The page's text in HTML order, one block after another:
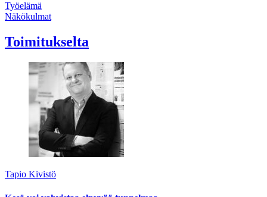
Työelämä
Näkökulmat
Toimitukselta
Tapio Kivistö